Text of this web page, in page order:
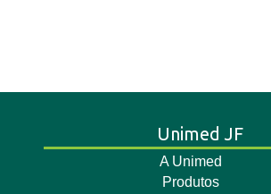
Unimed JF
A Unimed
Produtos